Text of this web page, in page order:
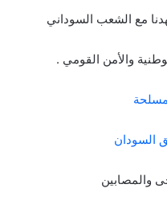
مع الشعب السوداني
والأمن القومي .
السودان
والمصابين